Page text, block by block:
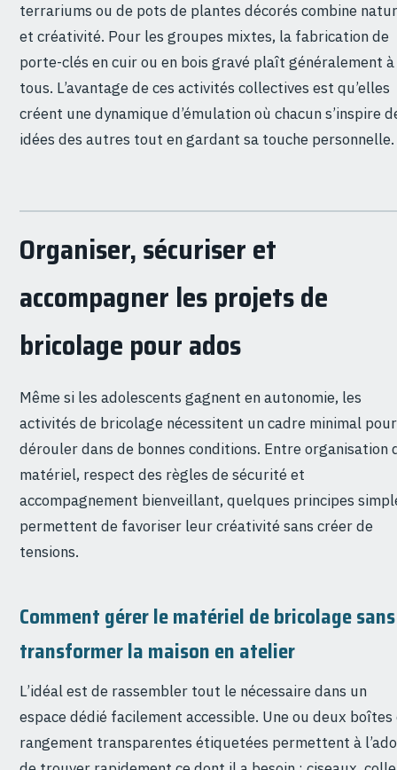
terrariums ou de pots de plantes décorés combine
et créativité. Pour les groupes mixtes, la fabrication de
porte-clés en cuir ou en bois gravé plaît généralement à
tous. L’avantage de ces activités collectives est qu’elles
créent une dynamique d’émulation où chacun s’inspire
idées des autres tout en gardant sa touche personnelle.
Organiser, sécuriser et
accompagner les projets de
bricolage pour ados
Même si les adolescents gagnent en autonomie, les
activités de bricolage nécessitent un cadre minimal
dérouler dans de bonnes conditions. Entre organisation
matériel, respect des règles de sécurité et
accompagnement bienveillant, quelques principes
permettent de favoriser leur créativité sans créer de
tensions.
Comment gérer le matériel de bricolage sans
transformer la maison en atelier
L’idéal est de rassembler tout le nécessaire dans un
espace dédié facilement accessible. Une ou deux boîtes
rangement transparentes étiquetées permettent à l’ado